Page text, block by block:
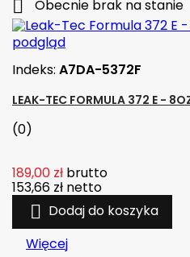
 Obecnie brak na stanie
podgląd
Indeks: A7DA-5372F
LEAK-TEC FORMULA 372 E -
(0)
189,00 zł brutto
153,66 zł netto
 Dodaj do koszyka
Więcej